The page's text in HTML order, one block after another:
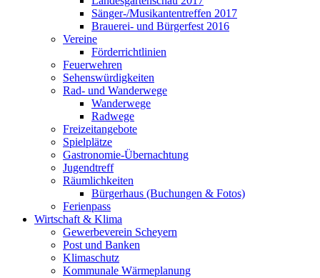
Sänger-/Musikantentreffen 2017
Brauerei- und Bürgerfest 2016
Vereine
Förderrichtlinien
Feuerwehren
Sehenswürdigkeiten
Rad- und Wanderwege
Wanderwege
Radwege
Freizeitangebote
Spielplätze
Gastronomie-Übernachtung
Jugendtreff
Räumlichkeiten
Bürgerhaus (Buchungen & Fotos)
Ferienpass
Wirtschaft & Klima
Gewerbeverein Scheyern
Post und Banken
Klimaschutz
Kommunale Wärmeplanung